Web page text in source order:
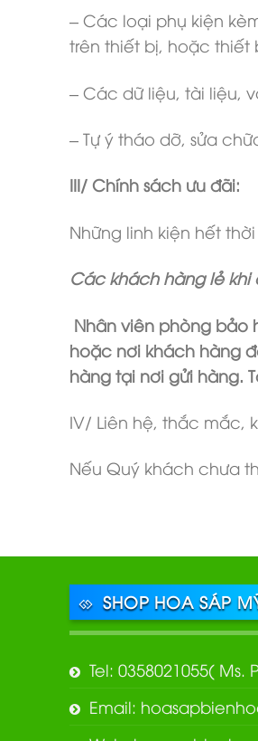
– Các loại phụ kiện
trên thiết bị, hoặc thiết
– Các dữ liệu, tài liệu,
– Tự ý tháo dỡ, sửa
III/ Chính sách ưu đãi:
Những linh kiện hết
Các khách hàng lẻ khi
Nhân viên phòng bảo
hoặc nơi khách hàng
hàng tại nơi gửi hàng.
IV/ Liên hệ, thắc mắc,
Nếu Quý khách chưa
SHOP HOA SÁP
Tel: 0358021055( Ms.
Email: